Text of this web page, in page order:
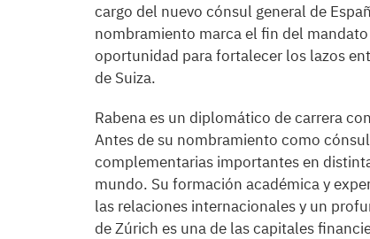
cargo del nuevo cónsul general de
nombramiento marca el fin del
oportunidad para fortalecer los lazos
de Suiza.
Rabena es un diplomático de carrera
Antes de su nombramiento como
complementarias importantes en
mundo. Su formación académica y
las relaciones internacionales y un
de Zúrich es una de las capitales